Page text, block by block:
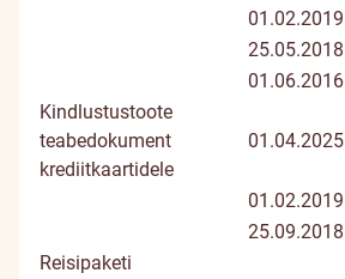
01.02.2019
25.05.2018
01.06.2016
Kindlustustoote
teabedokument
krediitkaartidele
01.04.2025
01.02.2019
25.09.2018
Reisipaketi